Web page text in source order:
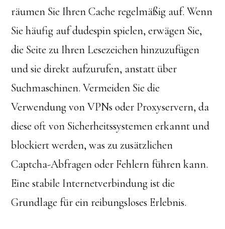
räumen Sie Ihren Cache regelmäßig auf. Wenn
Sie häufig auf dudespin spielen, erwägen Sie,
die Seite zu Ihren Lesezeichen hinzuzufügen
und sie direkt aufzurufen, anstatt über
Suchmaschinen. Vermeiden Sie die
Verwendung von VPNs oder Proxyservern, da
diese oft von Sicherheitssystemen erkannt und
blockiert werden, was zu zusätzlichen
Captcha-Abfragen oder Fehlern führen kann.
Eine stabile Internetverbindung ist die
Grundlage für ein reibungsloses Erlebnis.